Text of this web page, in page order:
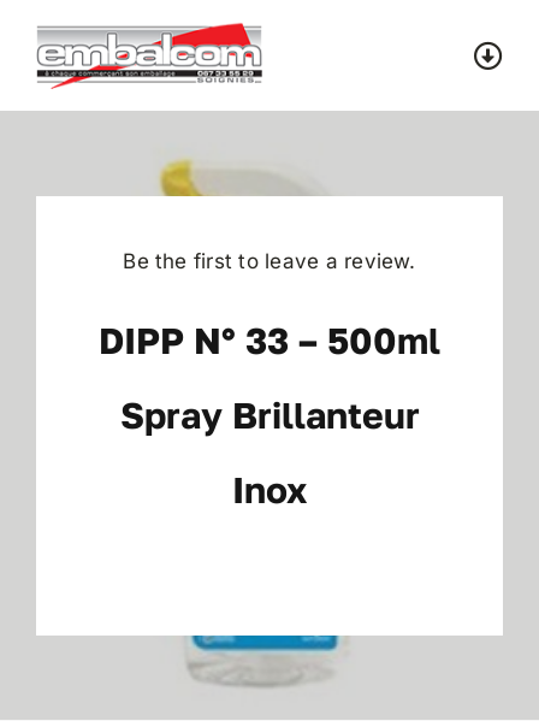
content
Be the first to leave a review.
DIPP N° 33 – 500ml
Spray Brillanteur
Inox